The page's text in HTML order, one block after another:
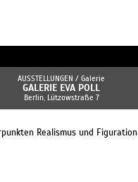
AUSSTELLUNGEN / Galerie
GALERIE EVA POLL
Berlin, Lützowstraße 7
Realismus und Figuration